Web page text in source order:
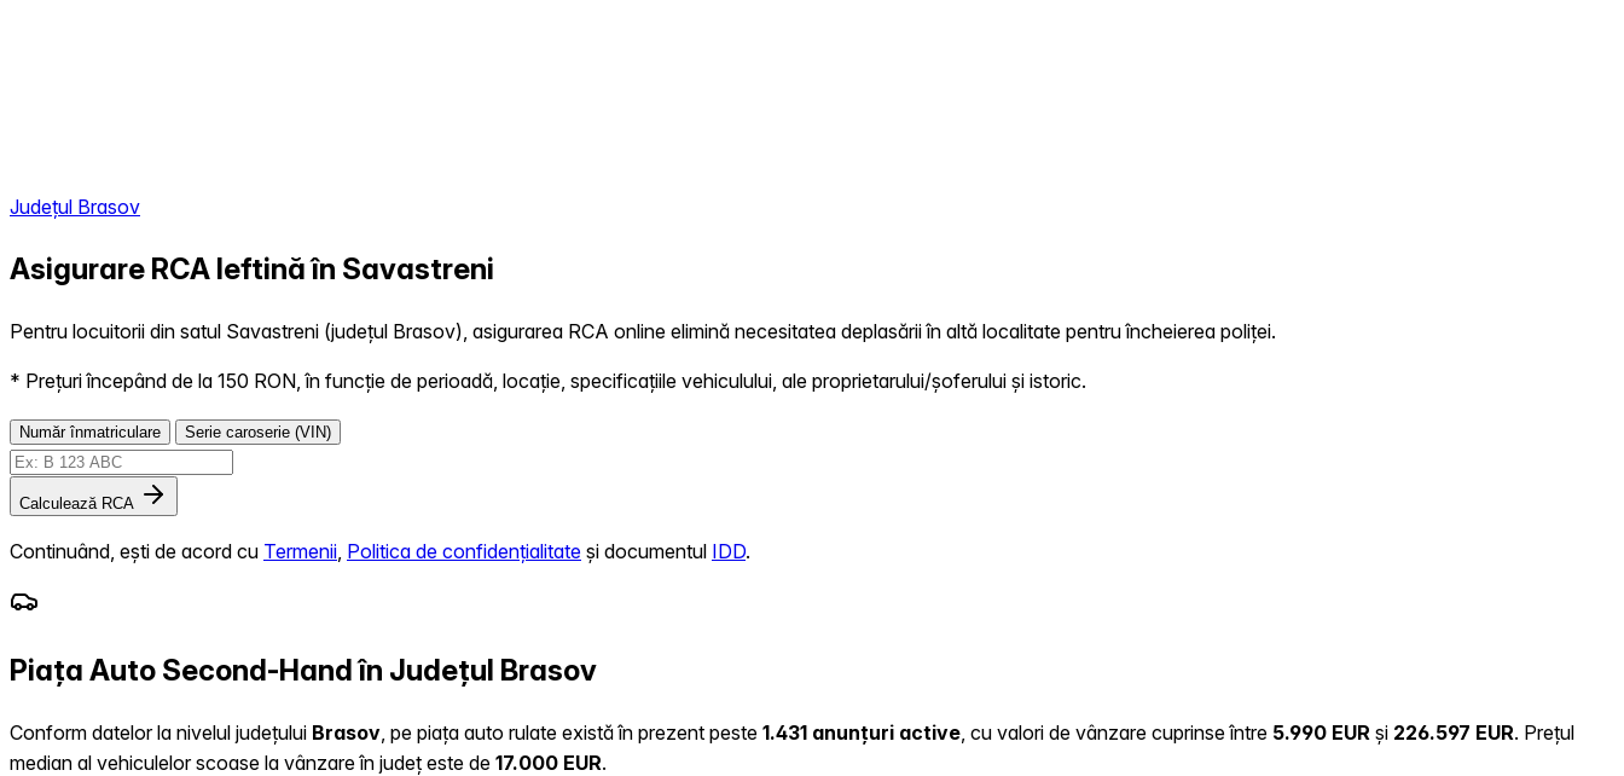
Județul Brasov
Asigurare RCA Ieftină în Savastreni
Pentru locuitorii din satul Savastreni (județul Brasov), asigurarea RCA online elimină necesitatea deplasării în altă localitate pentru încheierea poliței.
* Prețuri începând de la 150 RON, în funcție de perioadă, locație, specificațiile vehiculului, ale proprietarului/șoferului și istoric.
Număr înmatriculare Serie caroserie (VIN)
Calculează RCA
Continuând, ești de acord cu Termenii Politica de confidențialitate și documentul IDD.
Piața Auto Second-Hand în Județul Brasov
Conform datelor la nivelul județului Brasov , pe piața auto rulate există în prezent peste 1.431 anunțuri active , cu valori de vânzare cuprinse între 5.990 EUR și 226.597 EUR. Prețul
median al vehiculelor scoase la vânzare în județ este de 17.000 EUR.